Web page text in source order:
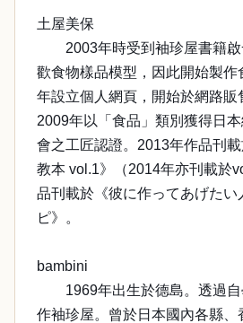
土屋美保
2003年時受到袖珍屋書籍啟
歡食物樣品模型，因此開始製作
年設立個人網頁，開始於網路販
2009年以「食品」類別獲得日
會之工匠認證。2013年作品刊
教本 vol.1》（2014年亦刊載於
品刊載於《彼に作ってあげたい
ピ》。
bambini
1969年出生於德島。透過自
作袖珍屋。曾於日本國內各縣、